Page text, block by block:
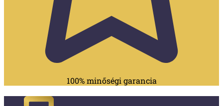
100% minőségi garancia